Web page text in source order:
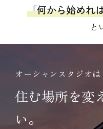
「何から始めれ
と
オーシャンスタジオは
住む場所を変
い。